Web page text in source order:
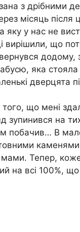
з дрібними
місяць після
яку у нас не
вирішили, що
додому,
яка
дверцята
що мені
зупинився на
побачив… В
Тепер,
на всі 100%,